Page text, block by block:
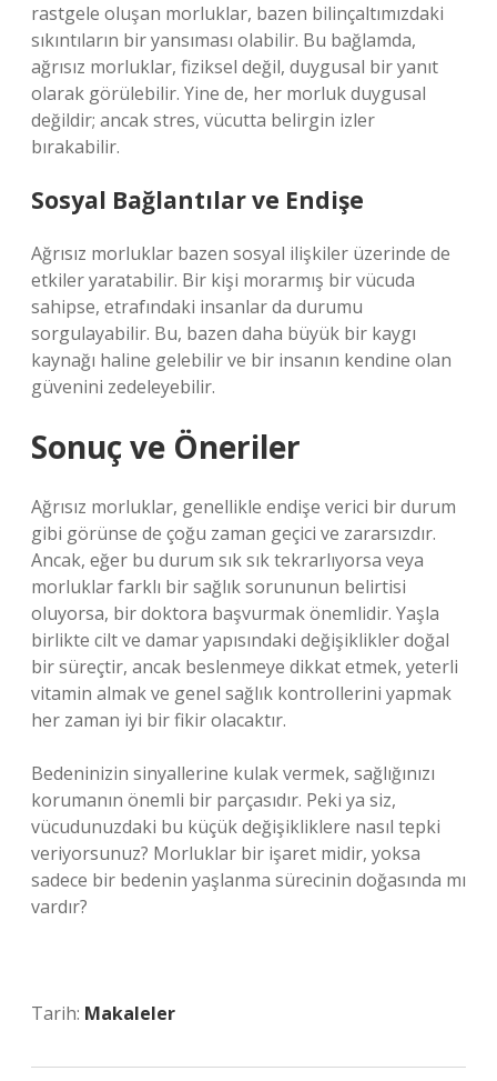
rastgele oluşan morluklar, bazen bilinçaltımızdaki
sıkıntıların bir yansıması olabilir. Bu bağlamda,
ağrısız morluklar, fiziksel değil, duygusal bir yanıt
olarak görülebilir. Yine de, her morluk duygusal
değildir; ancak stres, vücutta belirgin izler
bırakabilir.
Sosyal Bağlantılar ve Endişe
Ağrısız morluklar bazen sosyal ilişkiler üzerinde de
etkiler yaratabilir. Bir kişi morarmış bir vücuda
sahipse, etrafındaki insanlar da durumu
sorgulayabilir. Bu, bazen daha büyük bir kaygı
kaynağı haline gelebilir ve bir insanın kendine olan
güvenini zedeleyebilir.
Sonuç ve Öneriler
Ağrısız morluklar, genellikle endişe verici bir durum
gibi görünse de çoğu zaman geçici ve zararsızdır.
Ancak, eğer bu durum sık sık tekrarlıyorsa veya
morluklar farklı bir sağlık sorununun belirtisi
oluyorsa, bir doktora başvurmak önemlidir. Yaşla
birlikte cilt ve damar yapısındaki değişiklikler doğal
bir süreçtir, ancak beslenmeye dikkat etmek, yeterli
vitamin almak ve genel sağlık kontrollerini yapmak
her zaman iyi bir fikir olacaktır.
Bedeninizin sinyallerine kulak vermek, sağlığınızı
korumanın önemli bir parçasıdır. Peki ya siz,
vücudunuzdaki bu küçük değişikliklere nasıl tepki
veriyorsunuz? Morluklar bir işaret midir, yoksa
sadece bir bedenin yaşlanma sürecinin doğasında mı
vardır?
Tarih: Makaleler